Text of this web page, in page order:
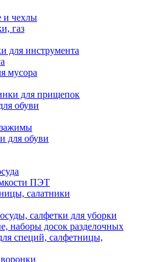
и чехлы
газ
для инструмента
мусора
для прищепок
обуви
для обуви
ПЭТ
салатники
салфетки для уборки
наборы досок разделочных
специй, салфетницы,